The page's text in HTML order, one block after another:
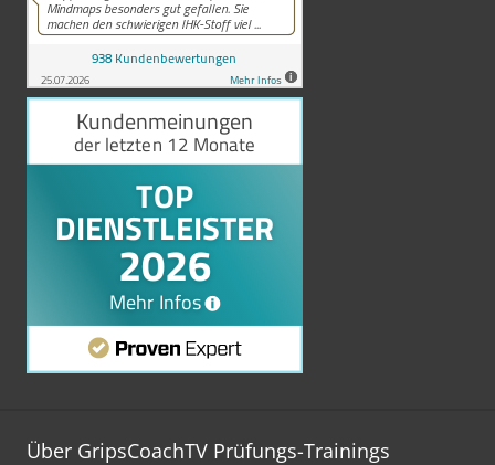
Über GripsCoachTV Prüfungs-Trainings